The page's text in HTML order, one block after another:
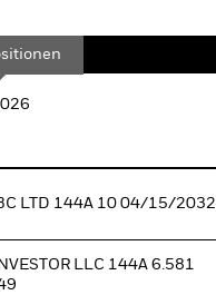
LTD 144A 10 04/15/2032
LLC 144A 6.581